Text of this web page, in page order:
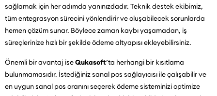
sağlamak için her adımda yanınızdadır. Teknik destek ekibimiz,
tüm entegrasyon sürecini yönlendirir ve oluşabilecek sorunlarda
hemen çözüm sunar. Böylece zaman kaybı yaşamadan, iş
süreçlerinize hızlı bir şekilde ödeme altyapısı ekleyebilirsiniz.
Önemli bir avantaj iseQukasoft’ta herhangi bir kısıtlama
bulunmamasıdır. İstediğiniz sanal pos sağlayıcısı ile çalışabilir ve
en uygun sanal pos oranını seçerek ödeme sisteminizi optimize